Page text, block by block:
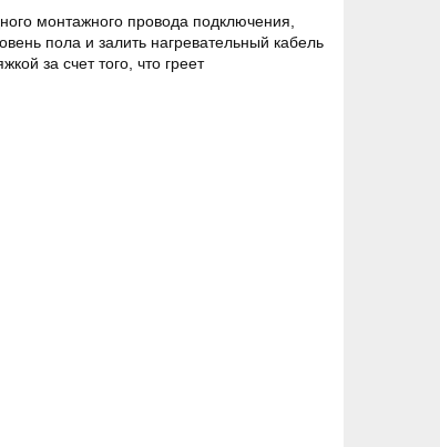
монтажного провода подключения,
пола и залить нагревательный кабель
за счет того, что греет